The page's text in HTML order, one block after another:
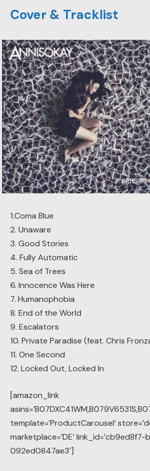
Cover & Tracklist
1.Coma Blue
2. Unaware
3. Good Stories
4. Fully Automatic
5. Sea of Trees
6. Innocence Was Here
7. Humanophobia
8. End of the World
9. Escalators
10. Private Paradise (feat. Chris
11. One Second
12. Locked Out, Locked In
[amazon_link
template=’ProductCarousel‘
marketplace=’DE‘
092ed0847ae3′]